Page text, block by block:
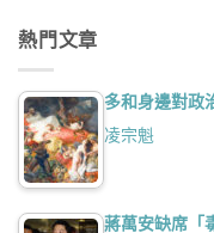
熱門文章
多和身邊對政
凌宗魁
蔣萬安缺席「